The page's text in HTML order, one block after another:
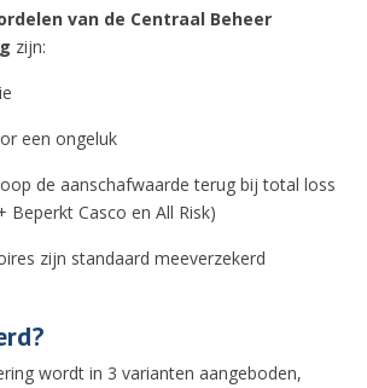
van de Centraal Beheer
zijn:
een ongeluk
de aanschafwaarde terug bij total loss
Beperkt Casco en All Risk)
zijn standaard meeverzekerd
wordt in 3 varianten aangeboden,